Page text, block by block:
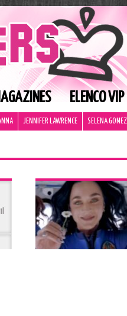
ELENCO VIP
JENNIFER LAWRENCE SELENA GOMEZ